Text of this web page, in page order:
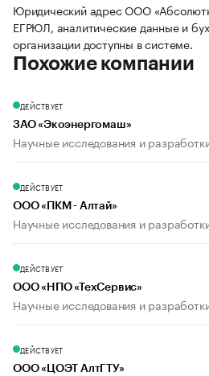
Юридический адрес ООО
ЕГРЮЛ, аналитические данные и
организации доступны в системе.
Похожие компании
ДЕЙСТВУЕТ
ЗАО «Экоэнергомаш»
Научные исследования и
ДЕЙСТВУЕТ
ООО «ПКМ - Алтай»
Научные исследования и
ДЕЙСТВУЕТ
ООО «НПО «ТехСервис»
Научные исследования и
ДЕЙСТВУЕТ
ООО «ЦОЭТ АлтГТУ»